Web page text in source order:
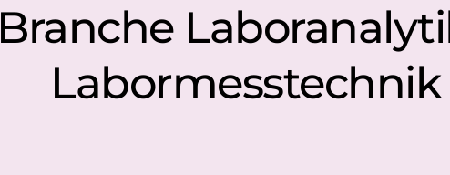
Branche
Labormesstechnik